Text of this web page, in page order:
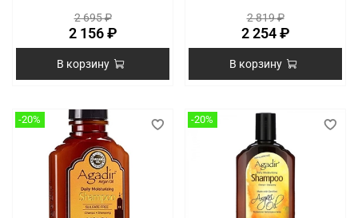
2 695 ₽
2 156 ₽
В корзину
2 819 ₽
2 254 ₽
В корзину
-20% -20%